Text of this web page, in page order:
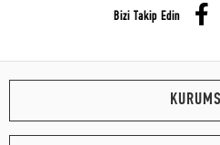
Bizi Takip Edin